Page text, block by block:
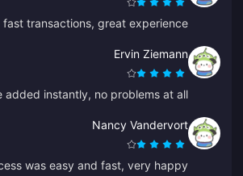
fast transactions, great experience.
Ervin Ziemann
added instantly, no problems at all.
Nancy Vandervort
was easy and fast, very happy.